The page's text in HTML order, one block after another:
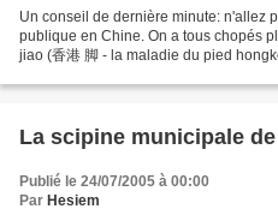
Un conseil de dernière minute: n'allez
publique en Chine. On a tous chopés
jiao (香港 脚 - la maladie du pied
La scipine municipale
Publié le 24/07/2005 à 00:00
Par Hesiem